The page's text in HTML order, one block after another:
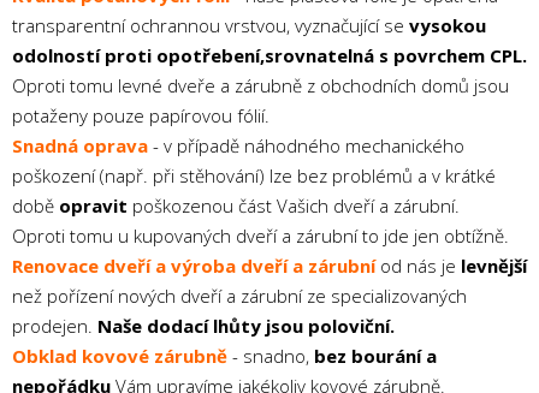
transparentní ochrannou vrstvou, vyznačující se vysokou
odolností proti opotřebení,srovnatelná s povrchem CPL.
Oproti tomu levné dveře a zárubně z obchodních domů jsou
potaženy pouze papírovou fólií.
Snadná oprava - v případě náhodného mechanického
poškození (např. při stěhování) lze bez problémů a v krátké
době opravit poškozenou část Vašich dveří a zárubní.
Oproti tomu u kupovaných dveří a zárubní to jde jen obtížně.
Renovace dveří a výroba dveří a zárubníod nás je levnější
než pořízení nových dveří a zárubní ze specializovaných
prodejen. Naše dodací lhůty jsou poloviční.
Obklad kovové zárubně - snadno, bez bourání a
nepořádku Vám upravíme jakékoliv kovové zárubně.